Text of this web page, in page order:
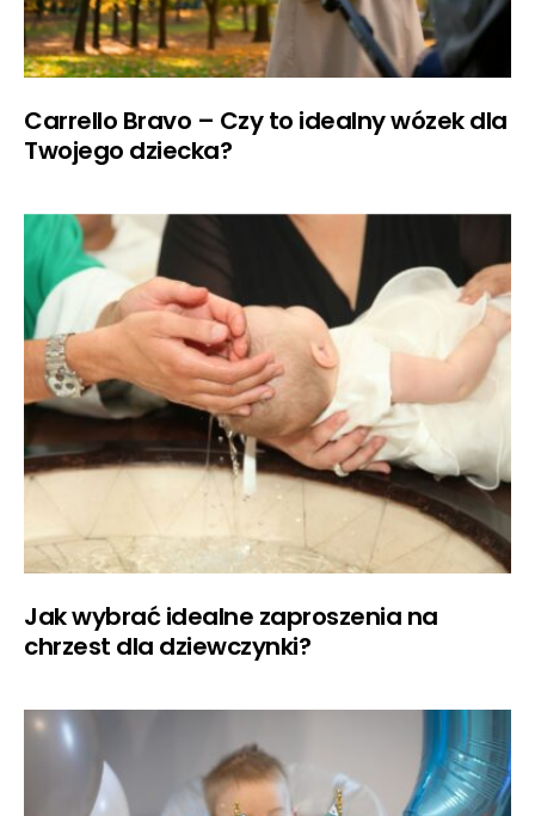
Carrello Bravo – Czy to idealny wózek dla
Twojego dziecka?
Jak wybrać idealne zaproszenia na
chrzest dla dziewczynki?